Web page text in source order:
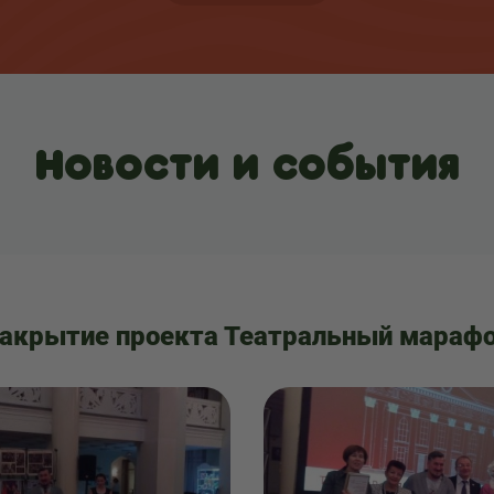
Новости и события
проекта Театральный